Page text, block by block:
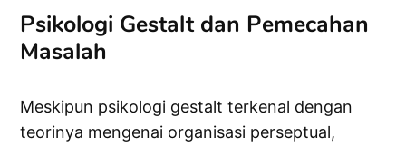
Psikologi Gestalt dan Pemecahan
Masalah
Meskipun psikologi gestalt terkenal dengan
teorinya mengenai organisasi perseptual,